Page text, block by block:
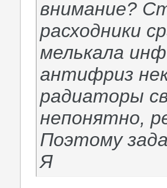
внимание?
расходники
мелькала
антифриз
радиаторы
непонятно,
Поэтому
Я